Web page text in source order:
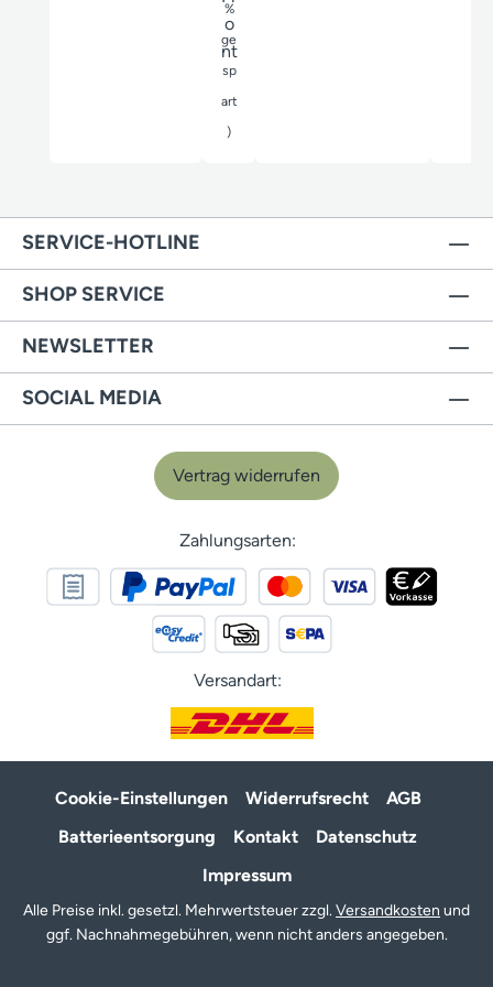
%
ge
sp
art
)
SERVICE-HOTLINE
SHOP SERVICE
NEWSLETTER
SOCIAL MEDIA
Vertrag widerrufen
Zahlungsarten:
Versandart:
Cookie-Einstellungen Widerrufsrecht
AGB
Batterieentsorgung
Kontakt
Datenschutz
Impressum
Alle Preise inkl. gesetzl. Mehrwertsteuer zzgl. Versandkosten und
ggf. Nachnahmegebühren, wenn nicht anders angegeben.